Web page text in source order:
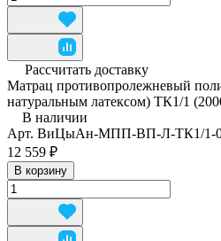
Рассчитать доставку
Матрац противопролежневый
натуральным латексом) ТК1/1
В наличии
Арт. ВиЦыАн-МПП-ВП-Л-ТК1/1-
12 559 ₽
В корзину